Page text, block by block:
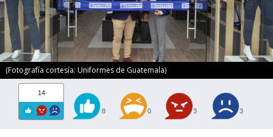
(Fotografía cortesía: Uniformes de Guatemala)
14
8 0 3 3